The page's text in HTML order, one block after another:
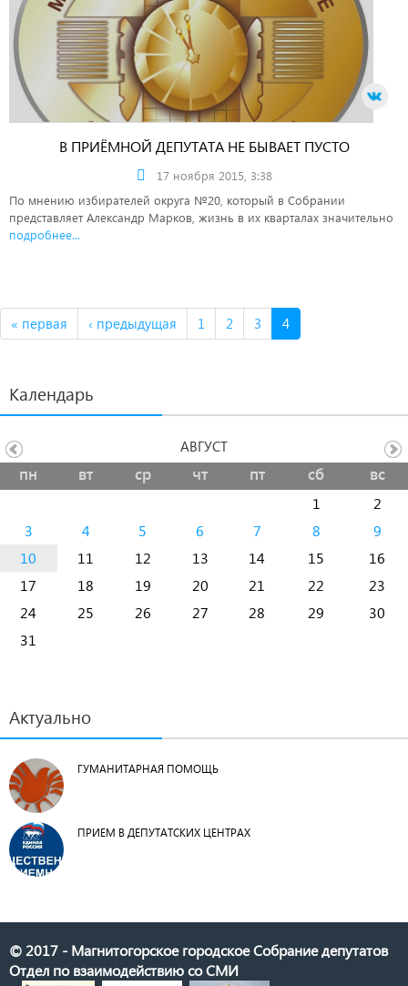
В ПРИЁМНОЙ ДЕПУТАТА НЕ БЫВАЕТ ПУСТО
17 ноября 2015, 3:38
По мнению избирателей округа №20, который в Собрании
представляет Александр Марков, жизнь в их кварталах значительно
подробнее...
« первая ‹ предыдущая 1 2 3 4
Календарь
пн вт ср чт пт сб вс
1
2
3
4 5 6 7 8
9
10
11 12 13 14 15
16
17
18 19 20 21 22
23
24
25 26 27 28 29
30
31
АВГУСТ
Актуально
ГУМАНИТАРНАЯ ПОМОЩЬ
ПРИЕМ В ДЕПУТАТСКИХ ЦЕНТРАХ
© 2017 - Магнитогорское городское Собрание депутатов
Отдел по взаимодействию со СМИ